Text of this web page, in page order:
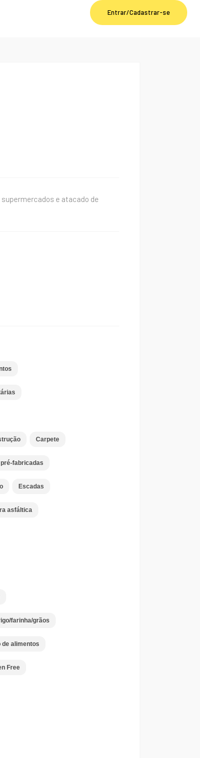
Entrar/Cadastrar-se
e atacado de
Carpete
fabricadas
Escadas
asfáltica
farinha/grãos
de alimentos
Free